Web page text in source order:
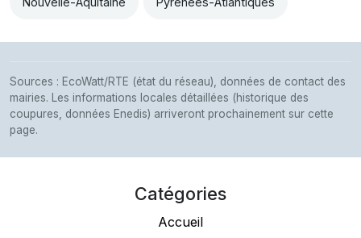
Sources : EcoWatt/RTE (état du réseau), données de contact des
mairies. Les informations locales détaillées (historique des
coupures, données Enedis) arriveront prochainement sur cette
page.
Catégories
Accueil